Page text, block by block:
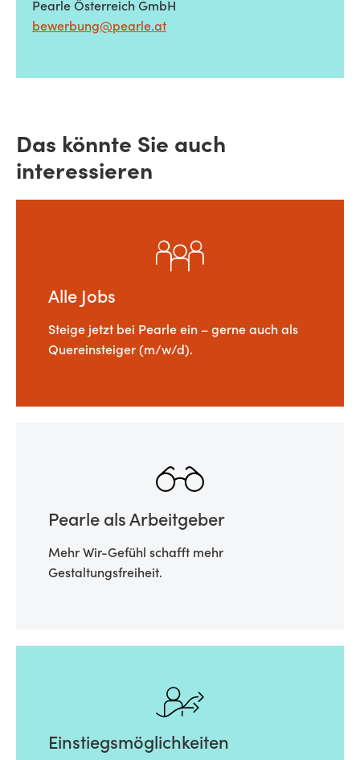
Pearle Österreich GmbH
bewerbung@pearle.at
Das könnte Sie auch
interessieren
Alle Jobs
Steige jetzt bei Pearle ein – gerne auch als
Quereinsteiger (m/w/d).
Pearle als Arbeitgeber
Mehr Wir-Gefühl schafft mehr
Gestaltungsfreiheit.
Einstiegsmöglichkeiten